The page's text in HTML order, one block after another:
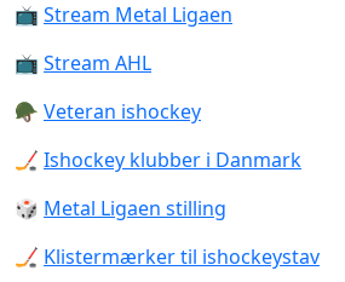
📺 Stream Metal Ligaen
📺 Stream AHL
🪖 Veteran ishockey
🏒 Ishockey klubber i Danmark
🎲 Metal Ligaen stilling
🏒 Klistermærker til ishockeystav